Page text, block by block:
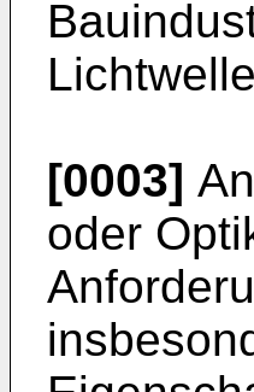
[0003]
oder